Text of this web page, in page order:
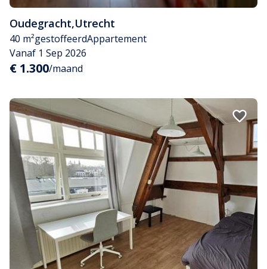
Oudegracht,Utrecht
40 m²gestoffeerdAppartement
Vanaf 1 Sep 2026
€ 1.300/maand